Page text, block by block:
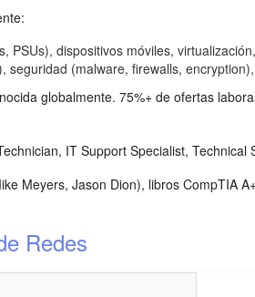
PSUs), dispositivos móviles,
seguridad (malware, firewalls,
globalmente. 75%+ de ofertas
IT Support Specialist, Technical
Meyers, Jason Dion), libros CompTIA
Redes